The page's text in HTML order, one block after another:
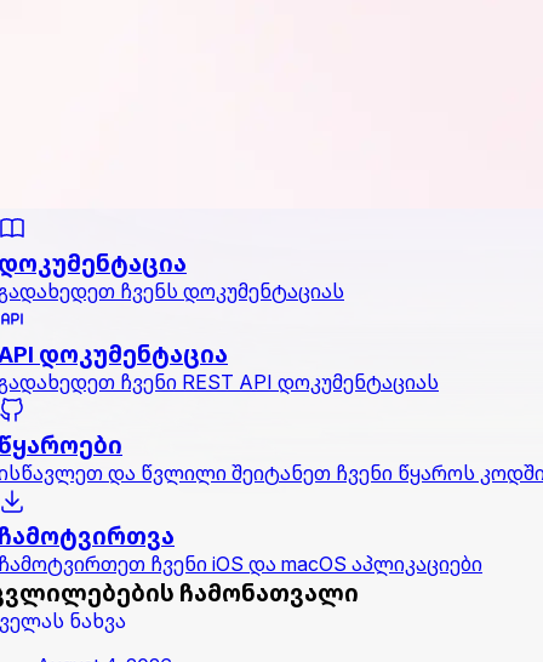
ჩვენს დოკუმენტაციას
დოკუმენტაცია
ჩვენი REST API დოკუმენტაციას
და წვლილი შეიტანეთ ჩვენი წყაროს
ჩვენი iOS და macOS აპლიკაციები
ჩამონათვალი
ნახვა